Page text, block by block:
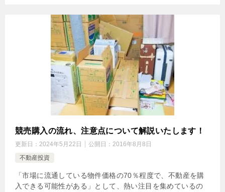
競売購入の流れ、注意点について解説いたします！
更新日： 2024年5月22日 公開日： 2016年8月8日
不動産投資
「市場に流通している物件価格の70％程度で、不動産を購
入できる可能性がある」として、熱い注目を集めているの